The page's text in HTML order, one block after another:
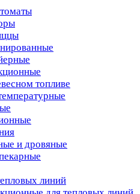
топливе
и дровяные
линий